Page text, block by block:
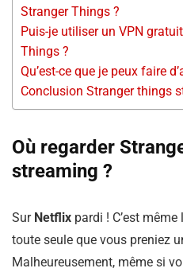
Stranger Things ?
Puis-je utiliser un VPN
Things ?
Qu’est-ce que je peux faire
Conclusion Stranger things
Où regarder
streaming ?
Sur Netflix pardi ! C’est
toute seule que vous preniez
Malheureusement, même si